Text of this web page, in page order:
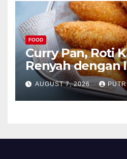
FOOD
Curry Pan, Roti
Renyah dengan
Menggoda
AUGUST 7, 2026